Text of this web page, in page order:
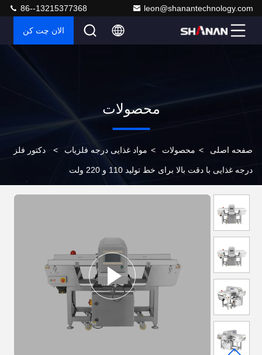
leon@shanantechnology.com
86--13215377368
الان چت کن
محصولات
صفحه اصلی > محصولات > مواد غذایی درجه فلزیاب > دکتور فلز
درجه غذایی با دقت بالا برای خط تولید 110 و 220 ولت